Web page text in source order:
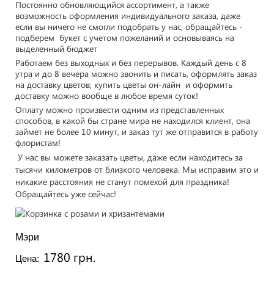
Постоянно обновляющийся ассортимент, а также
возможность оформления индивидуального заказа, даже
если вы ничего не смогли подобрать у нас, обращайтесь -
подберем букет с учетом пожеланий и основываясь на
выделенный бюджет
Работаем без выходных и без перерывов. Каждый день с 8
утра и до 8 вечера можно звонить и писать, оформлять заказ
на доставку цветов; купить цветы он-лайн и оформить
доставку можно вообще в любое время суток!
Оплату можно произвести одним из представленных
способов, в какой бы стране мира не находился клиент, она
займет не более 10 минут, и заказ тут же отправится в работу
флористам!
У нас вы можете заказать цветы, даже если находитесь за
тысячи километров от близкого человека. Мы исправим это и
никакие расстояния не станут помехой для праздника!
Обращайтесь уже сейчас!
Мэри
Цена: 1780 грн.